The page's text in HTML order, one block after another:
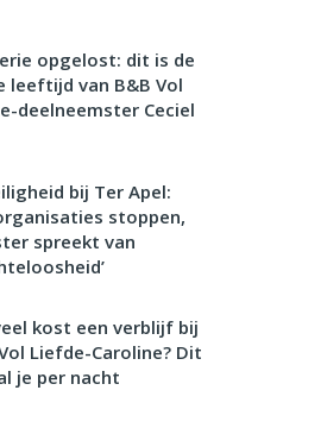
opgelost: dit is de
leeftijd van B&B Vol
deelneemster Ceciel
bij Ter Apel:
stoppen,
spreekt van
kost een verblijf bij
Liefde-Caroline? Dit
je per nacht